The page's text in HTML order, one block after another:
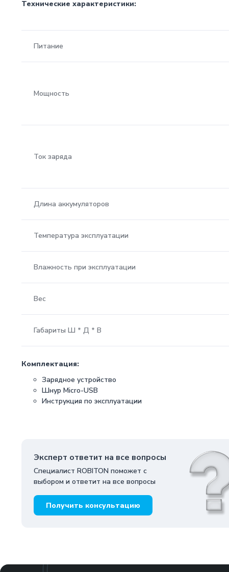
Технические характеристики:
Питание
Мощность
Ток заряда
Длина аккумуляторов
Температура эксплуатации
Влажность при эксплуатации
Вес
Габариты Ш * Д * В
Комплектация:
Зарядное устройство
Шнур Micro-USB
Инструкция по эксплуатации
Эксперт ответит на все вопросы
Специалист ROBITON поможет с
выбором и ответит на все вопросы
Получить консультацию